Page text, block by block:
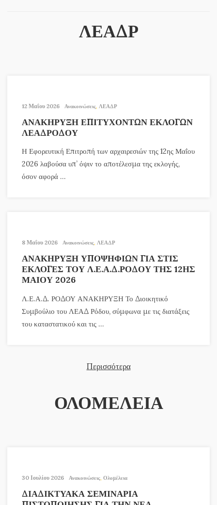
ΛΕΑΔΡ
12 Μαΐου 2026 Ανακοινώσεις, ΛΕΑΔΡ
ΑΝΑΚΗΡΥΞΗ ΕΠΙΤΥΧΟΝΤΩΝ ΕΚΛΟΓΩΝ
ΛΕΑΔΡΟΔΟΥ
Η Εφορευτική Επιτροπή των αρχαιρεσιών της 12ης Μαΐου
2026 λαβούσα υπ’ όψιν το αποτέλεσμα της εκλογής,
όσον αφορά ...
8 Μαΐου 2026 Ανακοινώσεις, ΛΕΑΔΡ
ΑΝΑΚΗΡΥΞΗ ΥΠΟΨΗΦΙΩΝ ΓΙΑ ΣΤΙΣ
ΕΚΛΟΓΕΣ ΤΟΥ Λ.Ε.Α.Δ.ΡΟΔΟΥ ΤΗΣ 12ΗΣ
ΜΑΙΟΥ 2026
Λ.Ε.Α.Δ. ΡΟΔΟΥ ΑΝΑΚΗΡΥΞΗ Το Διοικητικό
Συμβούλιο του ΛΕΑΔ Ρόδου, σύμφωνα με τις διατάξεις
του καταστατικού και τις ...
Περισσότερα
ΟΛΟΜΕΛΕΙΑ
30 Ιουλίου 2026 Ανακοινώσεις, Ολομέλεια
ΔΙΑΔΙΚΤΥΑΚΑ ΣΕΜΙΝΑΡΙΑ